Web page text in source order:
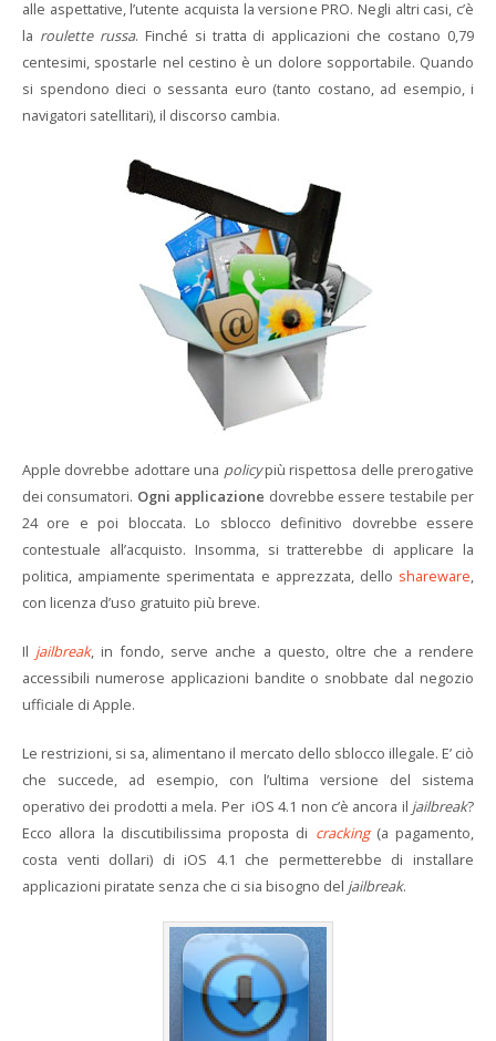
alle aspettative, l’utente acquista la versione PRO. Negli altri casi, c’è
la roulette russa. Finché si tratta di applicazioni che costano 0,79
centesimi, spostarle nel cestino è un dolore sopportabile. Quando
si spendono dieci o sessanta euro (tanto costano, ad esempio, i
navigatori satellitari), il discorso cambia.
Apple dovrebbe adottare una policypiù rispettosa delle prerogative
dei consumatori. Ogni applicazione dovrebbe essere testabile per
24 ore e poi bloccata. Lo sblocco definitivo dovrebbe essere
contestuale all’acquisto. Insomma, si tratterebbe di applicare la
politica, ampiamente sperimentata e apprezzata, dello shareware,
con licenza d’uso gratuito più breve.
Il jailbreak, in fondo, serve anche a questo, oltre che a rendere
accessibili numerose applicazioni bandite o snobbate dal negozio
ufficiale di Apple.
Le restrizioni, si sa, alimentano il mercato dello sblocco illegale. E’ ciò
che succede, ad esempio, con l’ultima versione del sistema
operativo dei prodotti a mela. Per iOS 4.1 non c’è ancora il jailbreak?
Ecco allora la discutibilissima proposta di cracking(a pagamento,
costa venti dollari) di iOS 4.1 che permetterebbe di installare
applicazioni piratate senza che ci sia bisogno del jailbreak.